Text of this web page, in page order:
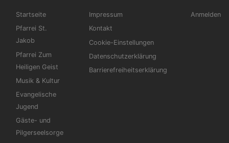
Hauptnavigation
Startseite
Pfarrei St.
Jakob
Pfarrei Zum
Heiligen Geist
Musik & Kultur
Evangelische
Jugend
Gäste- und
Pilgerseelsorge
Fußbereichsmenü
Impressum
Kontakt
Cookie-Einstellungen
Datenschutzerklärung
Barrierefreiheitserklärung
Anmelden